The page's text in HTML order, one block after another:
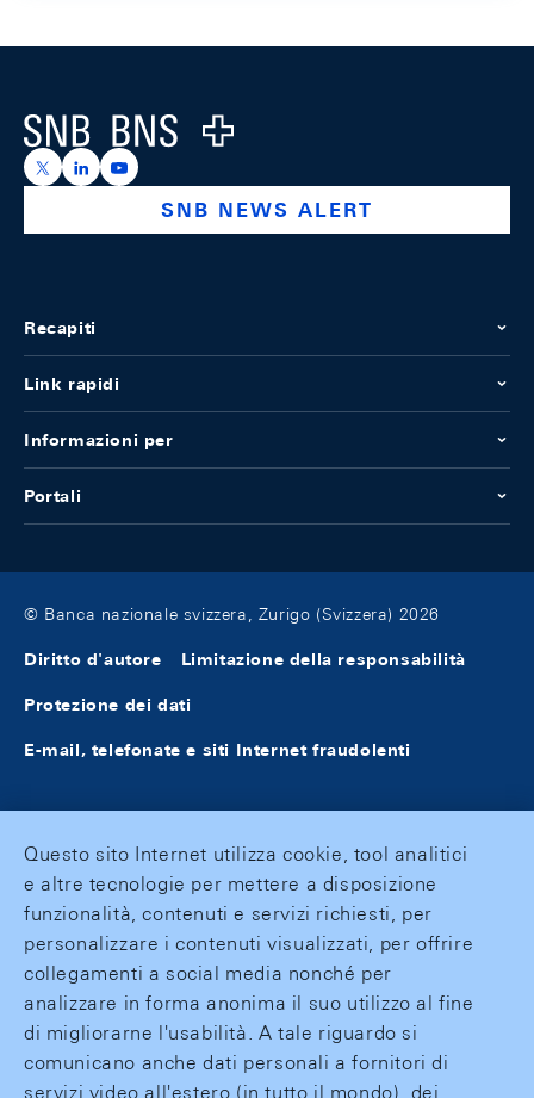
Logo
https://x.com/snb_bns
https://ch.linkedin.com/company/swiss-national-
https://www.youtube.com/@swissnationalbank
SNB NEWS ALERT
Recapiti
Link rapidi
Informazioni per
Portali
© Banca nazionale svizzera, Zurigo (Svizzera) 2026
Diritto d'autore Limitazione della responsabilità
Protezione dei dati
E-mail, telefonate e siti Internet fraudolenti
Questo sito Internet utilizza cookie, tool analitici
e altre tecnologie per mettere a disposizione
funzionalità, contenuti e servizi richiesti, per
personalizzare i contenuti visualizzati, per offrire
collegamenti a social media nonché per
analizzare in forma anonima il suo utilizzo al fine
di migliorarne l'usabilità. A tale riguardo si
comunicano anche dati personali a fornitori di
servizi video all'estero (in tutto il mondo), dei